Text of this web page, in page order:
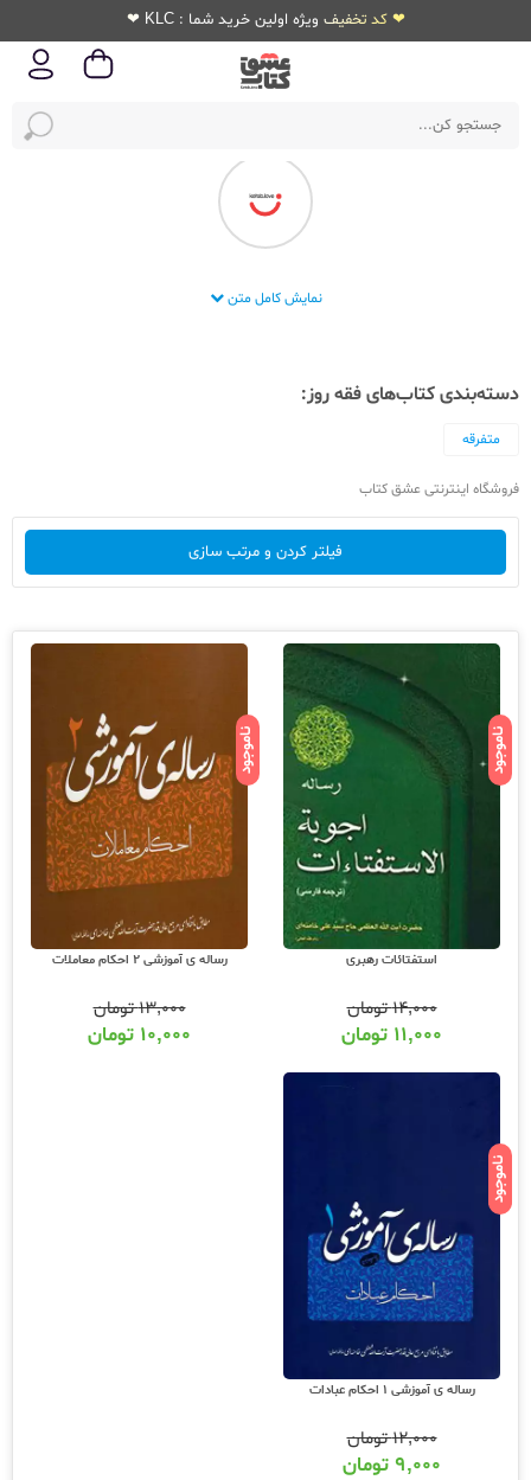
❤ کد تخفیف ویژه اولین خرید شما : KLC ❤
انتشارات فقه روز
نمایش کامل متن
دسته‌بندی کتاب‌های فقه روز:
متفرقه
فروشگاه اینترنتی عشق کتاب
فیلتر کردن و مرتب سازی
ناموجود
استفتائات رهبری
۱۴,۰۰۰تومان
۱۱,۰۰۰ تومان
ناموجود
رساله ی آموزشی 2 احکام معاملات
۱۳,۰۰۰تومان
۱۰,۰۰۰ تومان
ناموجود
رساله ی آموزشی 1 احکام عبادات
۱۲,۰۰۰تومان
۹,۰۰۰ تومان